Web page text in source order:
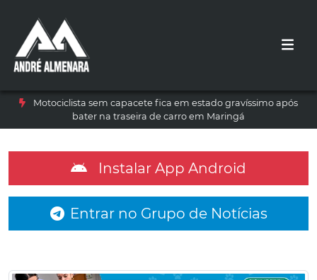
Motociclista sem capacete fica em estado gravíssimo após
bater na traseira de carro em Maringá
Instalar App Android
Entrar no Grupo de Notícias